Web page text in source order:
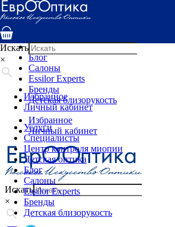
Услуги
Специалисты
Детская оптика
Блог
Салоны
Essilor Experts
Бренды
Детская близорукость
Избранное
Личный кабинет
Искать
×
Искать
×
Избранное
Личный кабинет
Услуги
Специалисты
Центр контроля миопии
Детская оптика
Блог
Салоны
Essilor Experts
Бренды
Детская близорукость